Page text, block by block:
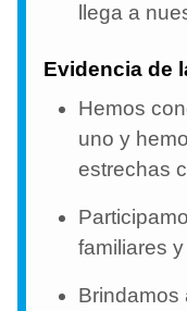
llega a
Evidencia de
Hemos
uno y
estrechas
familiares
Brindamos